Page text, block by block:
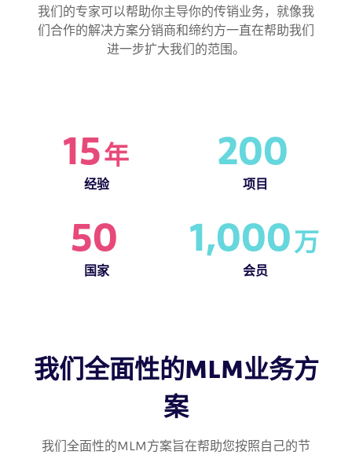
我们的专家可以帮助你主导你的传销业务，就像我
们合作的解决方案分销商和缔约方一直在帮助我们
进一步扩大我们的范围。
15年
经验
200
项目
50
国家
1,000万
会员
我们全面性的MLM业务方
案
我们全面性的MLM方案旨在帮助您按照自己的节